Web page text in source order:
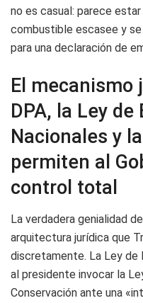
no es casual: parece
combustible escasee y
para una declaración de
El mecanismo
DPA, la Ley
Nacionales y
permiten al
control total
La verdadera genialidad
arquitectura jurídica que
discretamente. La Ley de
al presidente invocar la
Conservación ante una